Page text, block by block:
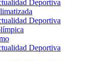
Deportiva
Deportiva
Deportiva